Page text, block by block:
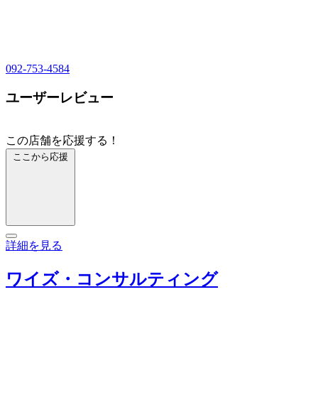
092-753-4584
ユーザーレビュー
この店舗を応援する！
ここから応援
詳細を見る
ワイズ・コンサルティング